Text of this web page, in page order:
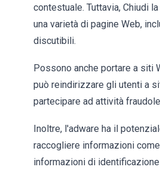
contestuale. Tuttavia, Chiudi
una varietà di pagine Web,
discutibili.
Possono anche portare a siti
può reindirizzare gli utenti a
partecipare ad attività
Inoltre, l'adware ha il
raccogliere informazioni
informazioni di